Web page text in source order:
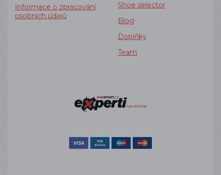
Informace o zpracování
osobních údajů
Shoe selector
Blog
Doplňky
Team